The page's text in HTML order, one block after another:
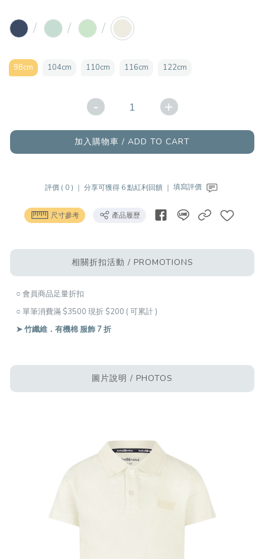
/ / /
98cm 104cm 110cm 116cm 122cm
- +
加入購物車 / ADD TO CART
評價 ( 0 ) ｜ 分享可獲得 6 點紅利回饋 ｜ 填寫評價
尺寸參考 產品履歷
相關折扣活動 / PROMOTIONS
○ 會員商品足量折扣
○ 單筆消費滿 $3500 現折 $200 ( 可累計 )
➤ 竹纖維．有機棉 服飾 7 折
圖片說明 / PHOTOS